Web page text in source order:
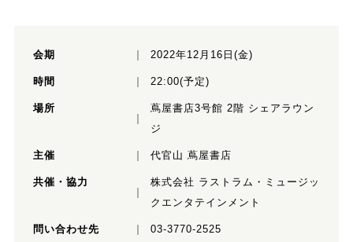
会期 2022年12月16日(金)
時間 22:00(予定)
場所
蔦屋書店3号館 2階 シェアラウン
ジ
主催 代官山 蔦屋書店
共催・協力
株式会社 ラストラム・ミュージッ
クエンタテインメント
問い合わせ先 03-3770-2525